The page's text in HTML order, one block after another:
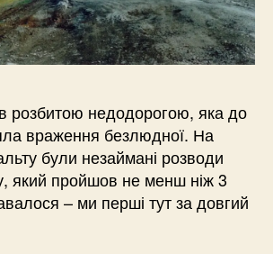
розбитою недодорогою, яка до
враження безлюдної. На
були незаймані розводи
який пройшов не менш ніж 3
– ми перші тут за довгий